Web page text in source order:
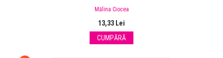
Mălina Ciocea
13,33 Lei
CUMPĂRĂ